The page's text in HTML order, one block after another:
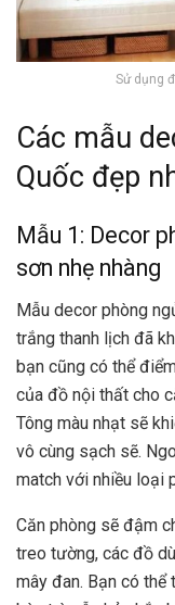
Sử dụng
Các mẫu
Quốc đẹp
Mẫu 1: Decor
sơn nhẹ nhàng
Mẫu decor phòng
trắng thanh lịch đã
bạn cũng có thể
của đồ nội thất cho
Tông màu nhạt sẽ
vô cùng sạch sẽ.
match với nhiều loại
Căn phòng sẽ đậm
treo tường, các đồ
mây đan. Bạn có